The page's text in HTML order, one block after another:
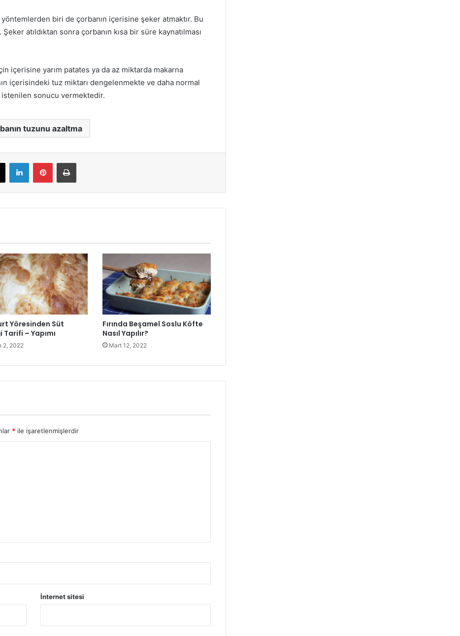
yöntemlerden biri de çorbanın içerisine şeker atmaktır. Bu
atıldıktan sonra çorbanın kısa bir süre kaynatılması
içerisine yarım patates ya da az miktarda makarna
içerisindeki tuz miktarı dengelenmekte ve daha normal
sonucu vermektedir.
tuzunu azaltma
LinkedInPinterestYazdır
Yöresinden Süt
Tarifi – Yapımı
2, 2022
Fırında Beşamel Soslu Köfte
Nasıl Yapılır?
Mart 12, 2022
* ile işaretlenmişlerdir
İnternet sitesi